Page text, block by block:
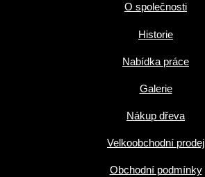
O společnosti
Historie
Nabídka práce
Galerie
Nákup dřeva
Velkoobchodní prodej
Obchodní podmínky